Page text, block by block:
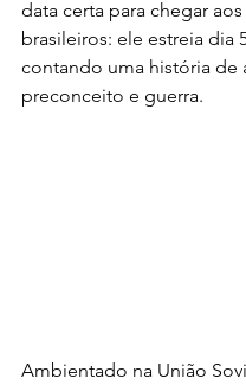
data certa para chegar
brasileiros: ele estreia dia
contando uma história de
preconceito e guerra.
Ambientado na União